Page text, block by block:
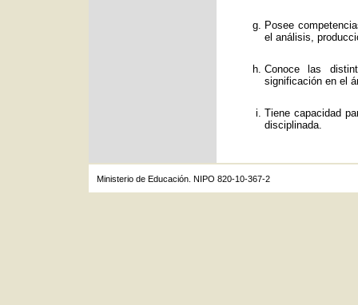
Posee
el análisis,
Conoce las
significación en el
Tiene capacidad
disciplinada.
Ministerio de Educación. NIPO 820-10-367-2